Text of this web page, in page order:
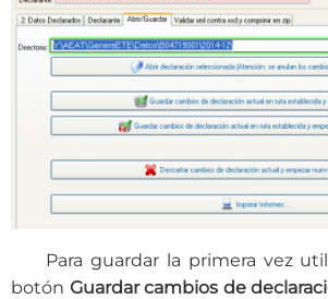
Para guardar la primera vez
botón Guardar cambios de